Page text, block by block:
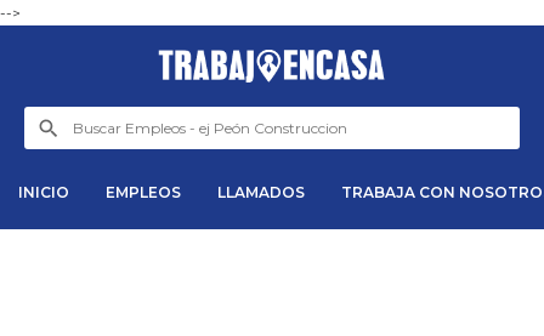
-->
INICIO EMPLEOS LLAMADOS TRABAJA CON